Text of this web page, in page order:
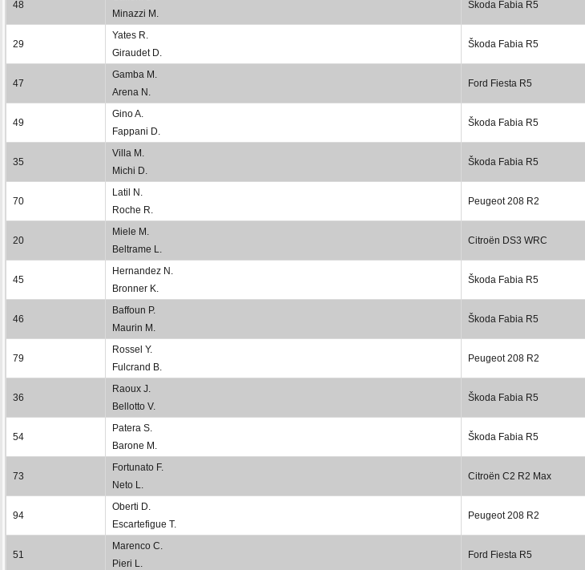
48
Minazzi M.
Škoda Fabia R5
29
Yates R.
Giraudet D.
Škoda Fabia R5
47
Gamba M.
Arena N.
Ford Fiesta R5
49
Gino A.
Fappani D.
Škoda Fabia R5
35
Villa M.
Michi D.
Škoda Fabia R5
70
Latil N.
Roche R.
Peugeot 208 R2
20
Miele M.
Beltrame L.
Citroën DS3 WRC
45
Hernandez N.
Bronner K.
Škoda Fabia R5
46
Baffoun P.
Maurin M.
Škoda Fabia R5
79
Rossel Y.
Fulcrand B.
Peugeot 208 R2
36
Raoux J.
Bellotto V.
Škoda Fabia R5
54
Patera S.
Barone M.
Škoda Fabia R5
73
Fortunato F.
Neto L.
Citroën C2 R2 Max
94
Oberti D.
Escartefigue T.
Peugeot 208 R2
51
Marenco C.
Pieri L.
Ford Fiesta R5